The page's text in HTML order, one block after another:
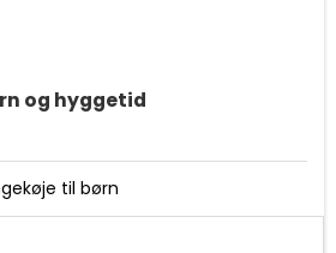
og hyggetid
til børn